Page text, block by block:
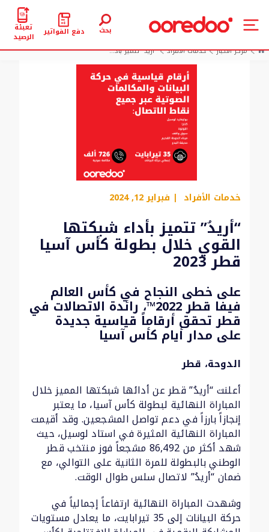
بحث دفع الفواتير تعبئة
الرصيد
مركز الأخبار
خدمات الأفراد “أريدُ” تتميز بأد...
خدمات الأفراد | فبراير 12, 2024
“أريدُ” تتميز بأداء شبكتها
القوي خلال بطولة كأس آسيا
قطر 2023
على خطى النجاح في كأس العالم
فيفا قطر 2022™، رائدة الاتصالات في
قطر تحقق أرقاماً قياسية جديدة
على مدار أيام كأس آسيا
الدوحة، قطر
أعلنت “أريدُ” قطر عن أدائها شبكتها المميز خلال
المباراة النهائية لبطولة كأس آسيا، ما يعتبر
إنجازاً بارزاً في دعم تواصل المشجعين. وقد أقيمت
المباراة النهائية المثيرة في استاد لوسيل، حيث
شهد أكثر من 86,492 مشجعاً فوز منتخب قطر
الوطني بالبطولة للمرة الثانية على التوالي، مع
ضمان “أريدُ” لاتصال سلس طوال الوقت.
وشهدت المباراة النهائية ارتفاعاً إجمالياً في
حركة البيانات إلى 35 تيرابايت، ما يعادل مستويات